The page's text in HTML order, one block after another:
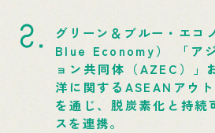
グリーン＆ブルー・エ
Blue Economy） 「ア
ョン共同体（AZEC）」
洋に関するASEANアウ
を通じ、脱炭素化と持続
スを連携。